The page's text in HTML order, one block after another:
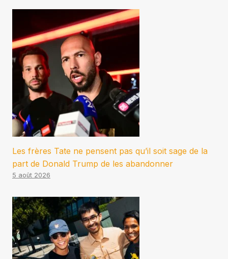
Les frères Tate ne pensent pas qu’il soit sage de la
part de Donald Trump de les abandonner
5 août 2026